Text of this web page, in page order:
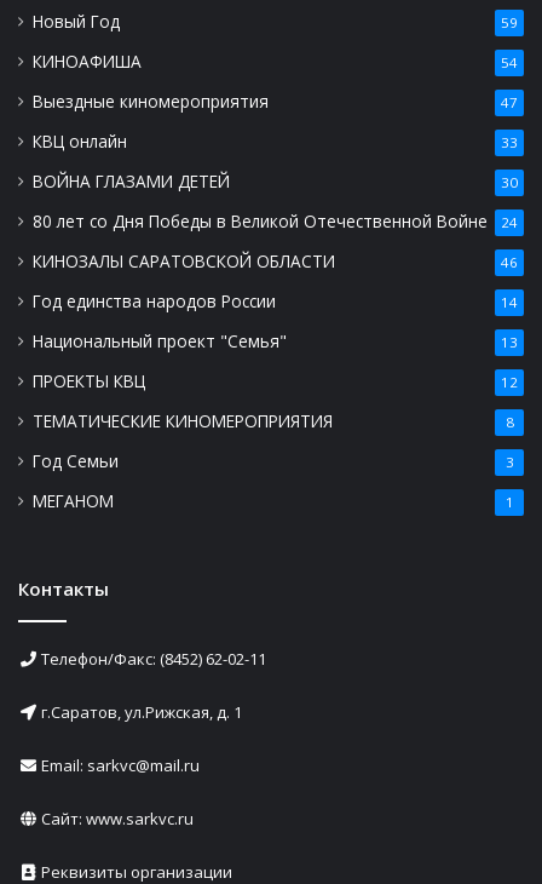
Новый Год 59
КИНОАФИША 54
Выездные киномероприятия 47
КВЦ онлайн 33
ВОЙНА ГЛАЗАМИ ДЕТЕЙ 30
80 лет со Дня Победы в Великой Отечественной Войне 24
КИНОЗАЛЫ САРАТОВСКОЙ ОБЛАСТИ 46
Год единства народов России 14
Национальный проект "Семья" 13
ПРОЕКТЫ КВЦ 12
ТЕМАТИЧЕСКИЕ КИНОМЕРОПРИЯТИЯ 8
Год Семьи 3
МЕГАНОМ 1
Контакты
Телефон/Факс: (8452) 62-02-11
г.Саратов, ул.Рижская, д. 1
Email: sarkvc@mail.ru
Сайт: www.sarkvc.ru
Реквизиты организации